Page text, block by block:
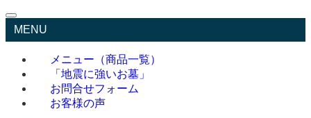
MENU
メニュー（商品一覧）
「地震に強いお墓」
お問合せフォーム
お客様の声